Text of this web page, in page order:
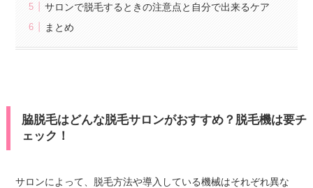
サロンで脱毛するときの注意点と自分で出来るケア
まとめ
脇脱毛はどんな脱毛サロンがおすすめ？脱毛機は要チ
ェック！
サロンによって、脱毛方法や導入している機械はそれぞれ異な